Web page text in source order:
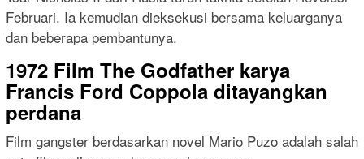
Februari. Ia kemudian dieksekusi bersama keluarganya
dan beberapa pembantunya.
1972 Film The Godfather karya
Francis Ford Coppola ditayangkan
perdana
Film gangster berdasarkan novel Mario Puzo adalah salah